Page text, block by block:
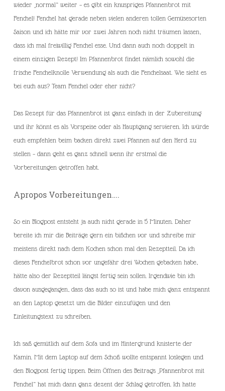
wieder „normal“ weiter – es gibt ein knuspriges Pfannenbrot mit
Fenchel! Fenchel hat gerade neben vielen anderen tollen Gemüsesorten
Saison und ich hätte mir vor zwei Jahren noch nicht träumen lassen,
dass ich mal freiwillig Fenchel esse. Und dann auch noch doppelt in
einem einzigen Rezept! Im Pfannenbrot findet nämlich sowohl die
frische Fenchelknolle Verwendung als auch die Fenchelsaat. Wie sieht es
bei euch aus? Team Fenchel oder eher nicht?
Das Rezept für das Pfannenbrot ist ganz einfach in der Zubereitung
und ihr könnt es als Vorspeise oder als Hauptgang servieren. Ich würde
euch empfehlen beim backen direkt zwei Pfannen auf den Herd zu
stellen – dann geht es ganz schnell wenn ihr erstmal die
Vorbereitungen getroffen habt.
Apropos Vorbereitungen….
So ein Blogpost entsteht ja auch nicht gerade in 5 Minuten. Daher
bereite ich mir die Beiträge gern ein bißchen vor und schreibe mir
meistens direkt nach dem Kochen schon mal den Rezeptteil. Da ich
dieses Fenchelbrot schon vor ungefähr drei Wochen gebacken habe,
hätte also der Rezeptteil längst fertig sein sollen. Irgendwie bin ich
davon ausgegangen, dass das auch so ist und habe mich ganz entspannt
an den Laptop gesetzt um die Bilder einzufügen und den
Einleitungstext zu schreiben.
Ich saß gemütlich auf dem Sofa und im Hintergrund knisterte der
Kamin. Mit dem Laptop auf dem Schoß wollte entspannt loslegen und
den Blogpost fertig tippen. Beim Öffnen des Beitrags „Pfannenbrot mit
Fenchel“ hat mich dann ganz dezent der Schlag getroffen. Ich hatte